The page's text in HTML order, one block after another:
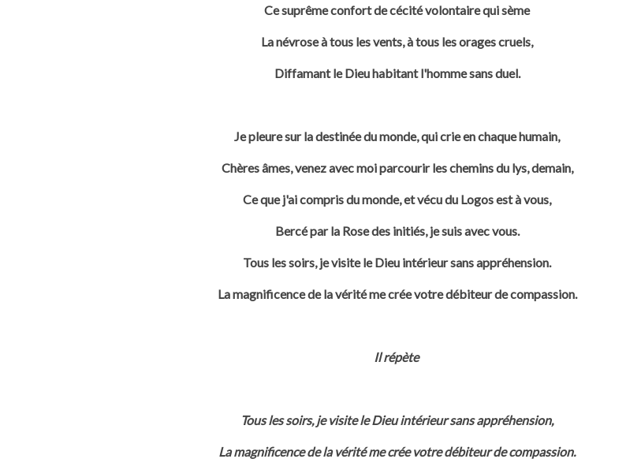
Ce suprême confort de cécité volontaire qui sème
La névrose à tous les vents, à tous les orages cruels,
Diffamant le Dieu habitant l'homme sans duel.
Je pleure sur la destinée du monde, qui crie en chaque humain,
Chères âmes, venez avec moi parcourir les chemins du lys, demain,
Ce que j'ai compris du monde, et vécu du Logos est à vous,
Bercé par la Rose des initiés, je suis avec vous.
Tous les soirs, je visite le Dieu intérieur sans appréhension.
La magnificence de la vérité me crée votre débiteur de compassion.
Il répète
Tous les soirs, je visite le Dieu intérieur sans appréhension,
La magnificence de la vérité me crée votre débiteur de compassion.